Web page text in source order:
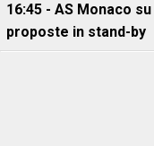
16:45 - AS Monaco
proposte in stand-by